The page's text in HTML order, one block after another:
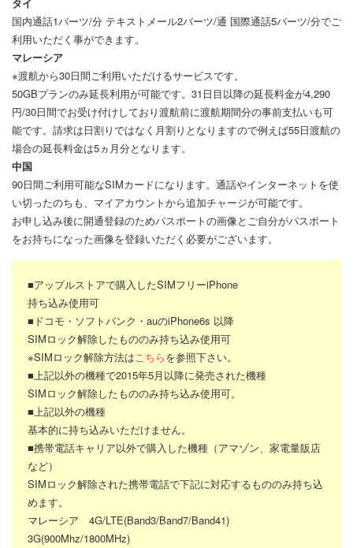
国内通話1バーツ/分 テキストメール2バーツ/通 国際通話5バーツ/分でご
利用いただく事ができます。
マレーシア
※渡航から30日間ご利用いただけるサービスです。
50GBプランのみ延長利用が可能です。31日目以降の延長料金が4,290
円/30日間でお受け付けしており渡航前に渡航期間分の事前支払いも可
能です。請求は日割りではなく月割りとなりますので例えば55日渡航の
場合の延長料金は5ヵ月分となります。
中国
90日間ご利用可能なSIMカードになります。通話やインターネットを使
い切ったのちも、マイアカウントから追加チャージが可能です。
お申し込み後に開通登録のためパスポートの画像とご自分がパスポート
をお持ちになった画像を登録いただく必要がございます。
■アップルストアで購入したSIMフリーiPhone
持ち込み使用可
■ドコモ・ソフトバンク・auのiPhone6s 以降
SIMロック解除したもののみ持ち込み使用可
※SIMロック解除方法はこちらを参照下さい。
■上記以外の機種で2015年5月以降に発売された機種
SIMロック解除したもののみ持ち込み使用可。
■上記以外の機種
基本的に持ち込みいただけません。
■携帯電話キャリア以外で購入した機種（アマゾン、家電量販店
など）
SIMロック解除された携帯電話で下記に対応するもののみ持ち込
めます。
マレーシア 4G/LTE(Band3/Band7/Band41)
3G(900Mhz/1800MHz)